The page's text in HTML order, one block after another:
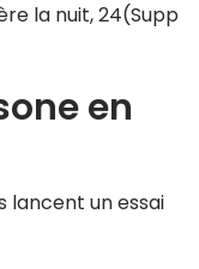
la nuit, 24(Supp
en
lancent un essai